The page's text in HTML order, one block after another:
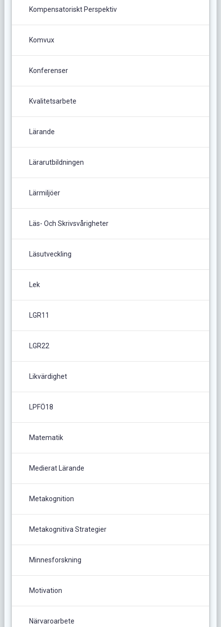
Kompensatoriskt Perspektiv
Komvux
Konferenser
Kvalitetsarbete
Lärande
Lärarutbildningen
Lärmiljöer
Läs- Och Skrivsvårigheter
Läsutveckling
Lek
LGR11
LGR22
Likvärdighet
LPFÖ18
Matematik
Medierat Lärande
Metakognition
Metakognitiva Strategier
Minnesforskning
Motivation
Närvaroarbete